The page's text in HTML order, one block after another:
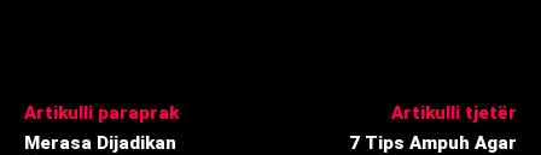
Artikulli paraprak
‎Merasa Dijadikan
Artikulli tjetër
7 Tips Ampuh Agar